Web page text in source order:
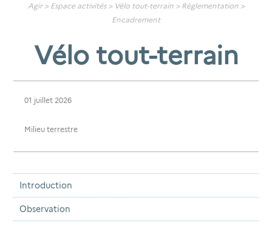
Agir > Espace activités> Vélo tout-terrain> Règlementation >
Encadrement
Vélo tout-terrain
01 juillet 2026
Milieu terrestre
Introduction
Observation